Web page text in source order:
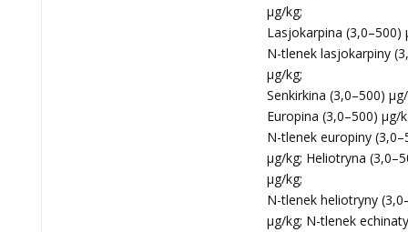
μg/kg;
Lasjokarpina (3,0–500)
N-tlenek lasjokarpiny
μg/kg;
Senkirkina (3,0–500)
Europina (3,0–500) μg/
N-tlenek europiny
μg/kg; Heliotryna
μg/kg;
N-tlenek heliotryny
μg/kg; N-tlenek